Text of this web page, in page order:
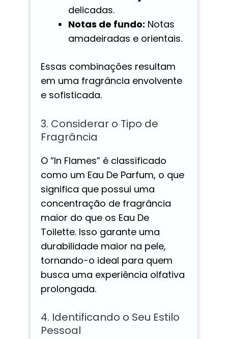
delicadas.
Notas de fundo: Notas
amadeiradas e orientais.
Essas combinações resultam
em uma fragrância envolvente
e sofisticada.
3. Considerar o Tipo de
Fragrância
O “In Flames” é classificado
como um Eau De Parfum, o que
significa que possui uma
concentração de fragrância
maior do que os Eau De
Toilette. Isso garante uma
durabilidade maior na pele,
tornando-o ideal para quem
busca uma experiência olfativa
prolongada.
4. Identificando o Seu Estilo
Pessoal